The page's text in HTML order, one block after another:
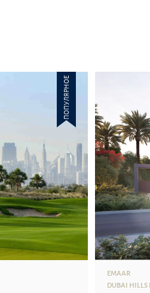
ПОПУЛЯРНОЕ
EMAAR
DUBAI HILLS